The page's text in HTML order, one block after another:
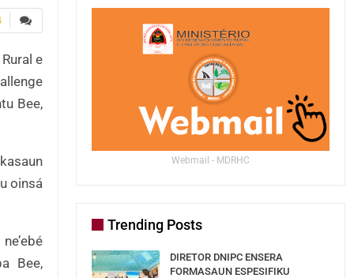
e
Bee,
oinsá
Bee,
Webmail - MDRHC
Trending Posts
DIRETOR DNIPC ENSERA
FORMASAUN ESPESIFIKU